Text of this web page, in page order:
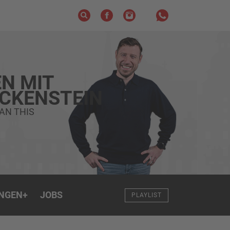
MIT
THIS
+ JOBS PLAYLIST